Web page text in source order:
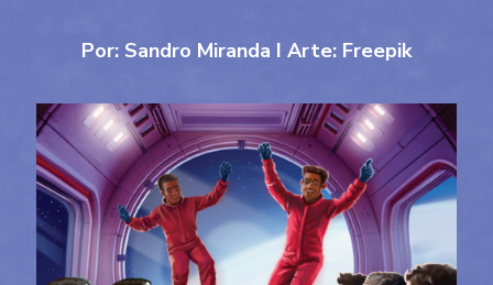
Por: Sandro Miranda I Arte: Freepik